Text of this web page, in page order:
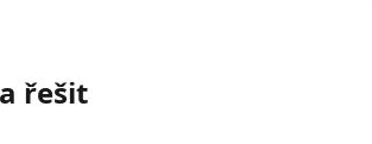
řešit